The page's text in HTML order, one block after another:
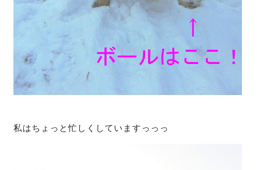
私はちょっと忙しくしていますっっっ